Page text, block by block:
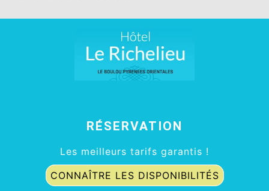
RÉSERVATION
Les meilleurs tarifs garantis !
CONNAÎTRE LES DISPONIBILITÉS